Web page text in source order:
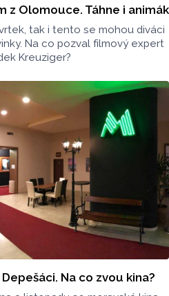
z Olomouce. Táhne i animák
tak i tento se mohou diváci
Na co pozval filmový expert
Kreuziger?
Na co zvou kina?